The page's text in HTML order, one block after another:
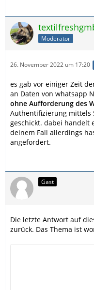
Moderator
26. November 2022 um 17:20
es gab vor einiger Zeit
an Daten von whatsapp
ohne Aufforderung des
Authentifizierung mittels
geschickt. dabei handelt
deinem Fall allerdings
angefordert.
Gast
Die letzte Antwort auf
zurück. Das Thema ist